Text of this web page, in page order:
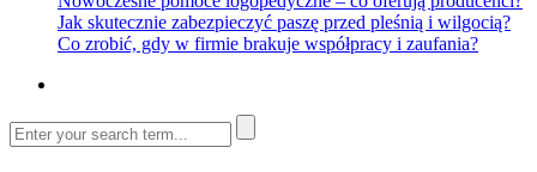
Jak skutecznie zabezpieczyć paszę przed pleśnią i wilgocią?
Co zrobić, gdy w firmie brakuje współpracy i zaufania?